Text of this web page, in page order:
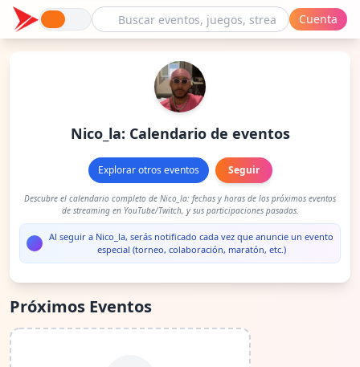
Cuenta
Nico_la: Calendario de eventos
Explorar otros eventos Seguir
Descubre el calendario completo de Nico_la: fechas y horas de los próximos eventos
de streaming en YouTube/Twitch, y sus participaciones pasadas.
Al seguir a Nico_la, serás notificado cada vez que anuncie un evento
especial (torneo, colaboración, maratón, etc.)
Próximos Eventos